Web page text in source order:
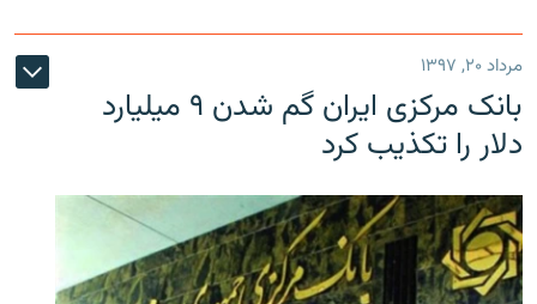
مرداد ۲۰, ۱۳۹۷
بانک مرکزی ایران گم شدن ۹ میلیارد
دلار را تکذیب کرد